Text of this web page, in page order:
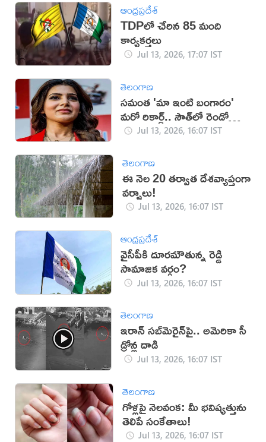
ఆంధ్రప్రదేశ్
TDPలో చేరిన 85 మంది
కార్యకర్తలు
Jul 13, 2026, 17:07 IST
తెలంగాణ
సమంత 'మా ఇంటి బంగారం'
మరో రికార్డ్.. సౌత్‌లో రెండో
స్థానం!Jul 13, 2026, 16:07 IST
తెలంగాణ
ఈ నెల 20 తర్వాత దేశవ్యాప్తంగా
వర్షాలు!
Jul 13, 2026, 16:07 IST
ఆంధ్రప్రదేశ్
వైసీపీకి దూరమౌతున్న రెడ్డి
సామాజిక వర్గం?
Jul 13, 2026, 16:07 IST
తెలంగాణ
ఇరాన్‌ సబ్‌మెరైన్‌పై.. అమెరికా సీ
డ్రోన్ల దాడి
Jul 13, 2026, 16:07 IST
తెలంగాణ
గోళ్లపై నెలవంక: మీ భవిష్యత్తును
తెలిపే సంకేతాలు!
Jul 13, 2026, 16:07 IST